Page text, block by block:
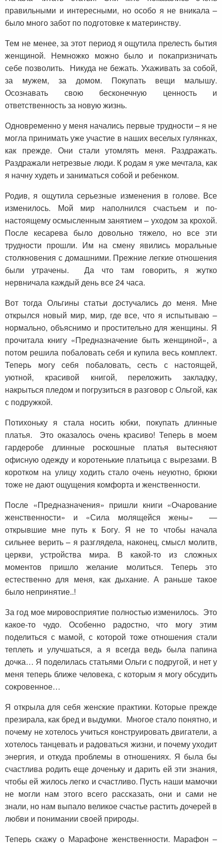
правильными и интересными, но особо я не вникала –
было много забот по подготовке к материнству.
Тем не менее, за этот период я ощутила прелесть бытия
женщиной. Немножко можно было и покапризничать
себе позволить. Никуда не бежать. Ухаживать за собой,
за мужем, за домом. Покупать вещи малышу.
Осознавать свою бесконечную ценность и
ответственность за новую жизнь.
Одновременно у меня начались первые трудности – я не
могла принимать уже участие в наших веселых гулянках,
как прежде. Они стали утомлять меня. Раздражать.
Раздражали нетрезвые люди. К родам я уже мечтала, как
я начну худеть и заниматься собой и ребенком.
Родив, я ощутила серьезные изменения в голове. Все
изменилось. Мой мир наполнился счастьем и по-
настоящему осмысленным занятием – уходом за крохой.
После кесарева было довольно тяжело, но все эти
трудности прошли. Им на смену явились моральные
столкновения с домашними. Прежние легкие отношения
были утрачены. Да что там говорить, я жутко
нервничала каждый день все 24 часа.
Вот тогда Ольгины статьи достучались до меня. Мне
открылся новый мир, мир, где все, что я испытываю –
нормально, объяснимо и простительно для женщины. Я
прочитала книгу «Предназначение быть женщиной», а
потом решила побаловать себя и купила весь комплект.
Теперь могу себя побаловать, сесть с настоящей,
уютной, красивой книгой, переложить закладку,
накрыться пледом и погрузиться в разговор с Ольгой, как
с подружкой.
Потихоньку я стала носить юбки, покупать длинные
платья. Это оказалось очень красиво! Теперь в моем
гардеробе длинные роскошные платья вытесняют
офисную одежду и коротенькие платьица с вырезами. В
коротком на улицу ходить стало очень неуютно, брюки
тоже не дают ощущения комфорта и женственности.
После «Предназначения» пришли книги «Очарование
женственности» и «Сила молящейся жены» —
открывшие мне путь к Богу. Я не то чтобы начала
сильнее верить – я разглядела, наконец, смысл молитв,
церкви, устройства мира. В какой-то из сложных
моментов пришло желание молиться. Теперь это
естественно для меня, как дыхание. А раньше такое
было непринятие..!
За год мое мировосприятие полностью изменилось. Это
какое-то чудо. Особенно радостно, что могу этим
поделиться с мамой, с которой тоже отношения стали
теплеть и улучшаться, а я всегда ведь была папина
дочка… Я поделилась статьями Ольги с подругой, и нет у
меня теперь ближе человека, с которым я могу обсудить
сокровенное…
Я открыла для себя женские практики. Которые прежде
презирала, как бред и выдумки. Многое стало понятно, и
почему не хотелось учиться конструировать двигатели, а
хотелось танцевать и радоваться жизни, и почему уходит
энергия, и откуда проблемы в отношениях. Я была бы
счастлива родить еще доченьку и дарить ей эти знания,
чтобы ей жилось легко и счастливо. Пусть наши мамочки
не могли нам этого всего рассказать, они и сами не
знали, но нам выпало великое счастье растить дочерей в
любви и понимании своей природы.
Теперь скажу о Марафоне женственности. Марафон –